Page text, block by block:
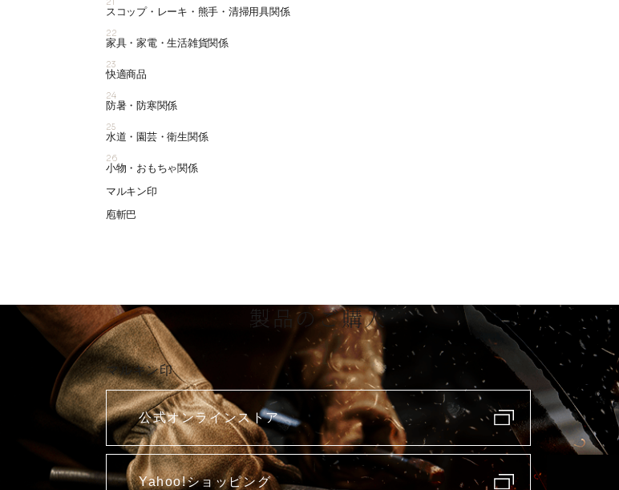
スコップ・レーキ・熊手・清掃用具関係
22
家具・家電・生活雑貨関係
23
快適商品
24
防暑・防寒関係
25
水道・園芸・衛生関係
26
小物・おもちゃ関係
マルキン印
庖斬巴
製品のご購入
マルキン印
公式オンラインストア
Yahoo!ショッピング